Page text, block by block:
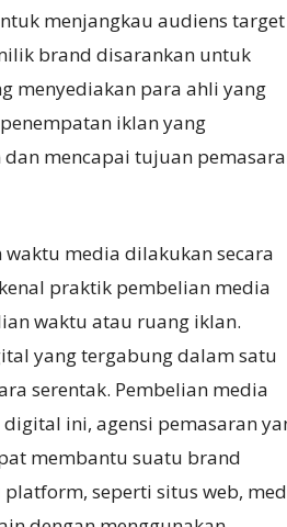
menjangkau audiens target
brand disarankan untuk
menyediakan para ahli yang
iklan yang
mencapai tujuan
media dilakukan secara
praktik pembelian media
waktu atau ruang iklan.
yang tergabung dalam satu
serentak. Pembelian media
ini, agensi pemasaran
membantu suatu brand
seperti situs web,